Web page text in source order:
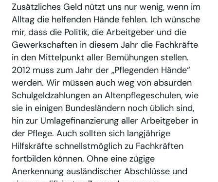
Zusätzliches Geld nützt uns nur wenig, wenn im
Alltag die helfenden Hände fehlen. Ich wünsche
mir, dass die Politik, die Arbeitgeber und die
Gewerkschaften in diesem Jahr die Fachkräfte
in den Mittelpunkt aller Bemühungen stellen.
2012 muss zum Jahr der „Pflegenden Hände“
werden. Wir müssen auch weg von absurden
Schulgeldzahlungen an Altenpflegeschulen, wie
sie in einigen Bundesländern noch üblich sind,
hin zur Umlagefinanzierung aller Arbeitgeber in
der Pflege. Auch sollten sich langjährige
Hilfskräfte schnellstmöglich zu Fachkräften
fortbilden können. Ohne eine zügige
Anerkennung ausländischer Abschlüsse und